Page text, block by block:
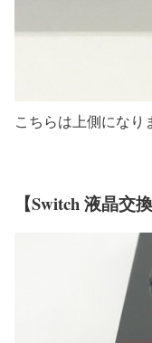
こちらは上側になり
【Switch 液晶交